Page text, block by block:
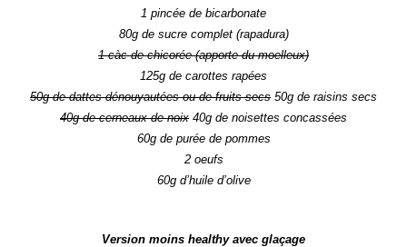
1 pincée de bicarbonate
80g de sucre complet (rapadura)
1 càc de chicorée (apporte du moelleux)
125g de carottes rapées
50g de dattes dénouyautées ou de fruits secs 50g de raisins secs
40g de cerneaux de noix 40g de noisettes concassées
60g de purée de pommes
2 oeufs
60g d’huile d’olive
Version moins healthy avec glaçage